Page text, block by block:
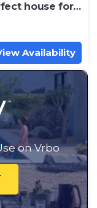
house for
Availability
on Vrbo